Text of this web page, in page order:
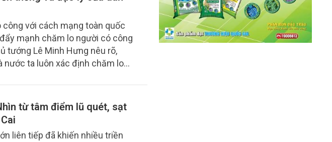
với cách mạng toàn quốc
mạnh chăm lo người có công
tướng Lê Minh Hưng nêu rõ,
nước ta luôn xác định chăm lo
dân tộc ta, thể hiện tính nhân
từ tâm điểm lũ quét, sạt
liên tiếp đã khiến nhiều triền